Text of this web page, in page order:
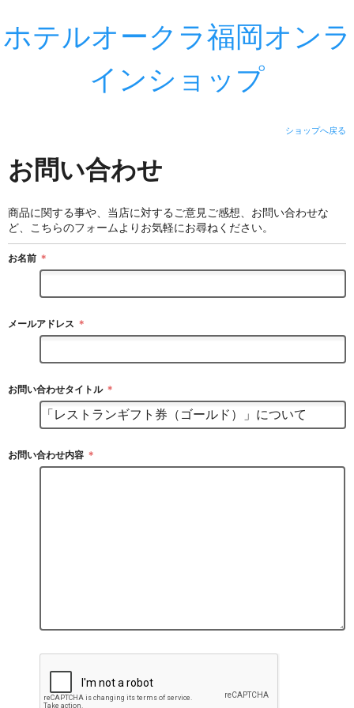
ホテルオークラ福岡オンラ
インショップ
ショップへ戻る
お問い合わせ
商品に関する事や、当店に対するご意見ご感想、お問い合わせな
ど、こちらのフォームよりお気軽にお尋ねください。
お名前 ＊
メールアドレス ＊
お問い合わせタイトル ＊
お問い合わせ内容 ＊